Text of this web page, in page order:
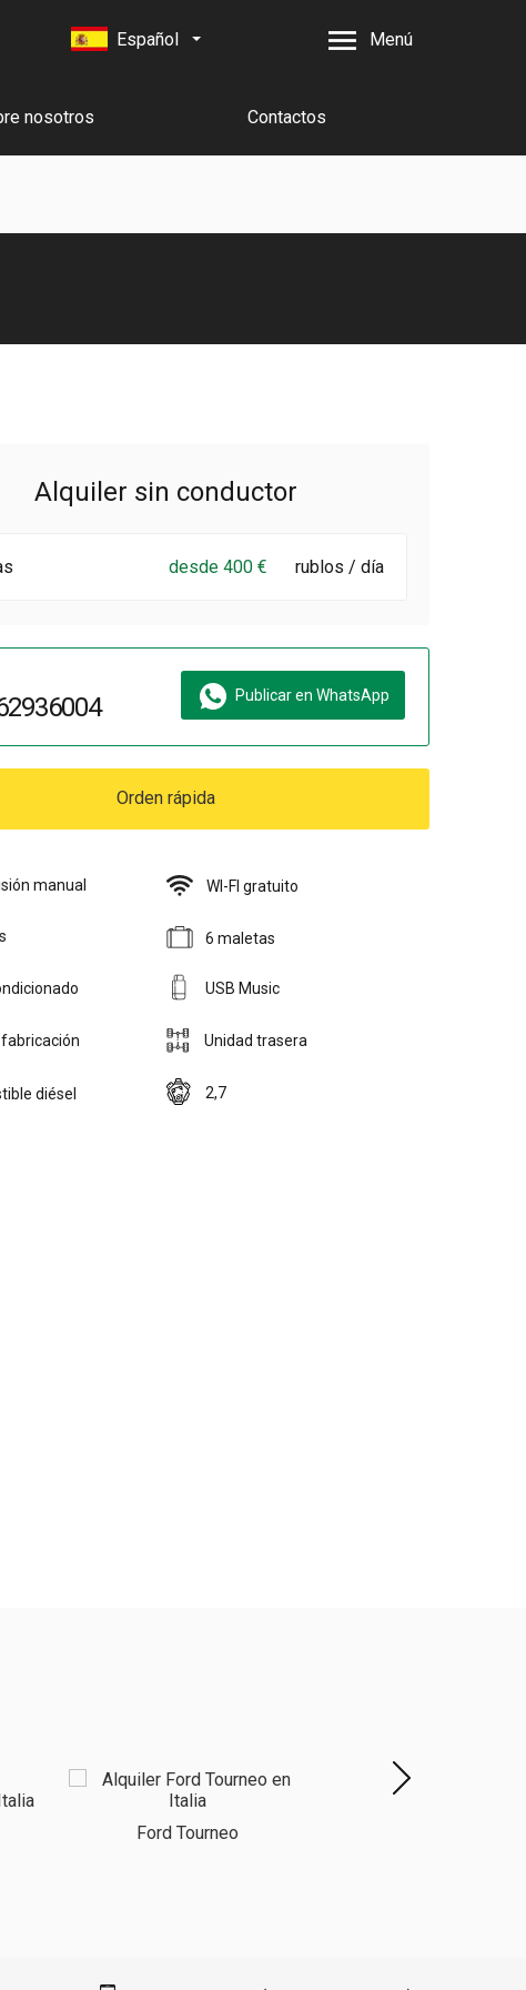
Español Menú
nosotros Contactos
Alquiler sin conductor
desde 400 € rublos / día
Publicar en WhatsApp
Orden rápida
manual WI-FI gratuito
6 maletas
USB Music
Unidad trasera
diésel 2,7
Ford Tourneo